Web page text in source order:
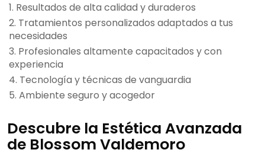
1. Resultados de alta calidad y duraderos
2. Tratamientos personalizados adaptados a tus
necesidades
3. Profesionales altamente capacitados y con
experiencia
4. Tecnología y técnicas de vanguardia
5. Ambiente seguro y acogedor
Descubre la Estética Avanzada
de Blossom Valdemoro